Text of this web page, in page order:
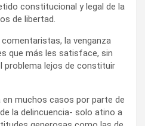
constitucional y legal de la
de libertad.
la venganza
que más les satisface, sin
problema lejos de constituir
muchos casos por parte de
la delincuencia- solo atino a